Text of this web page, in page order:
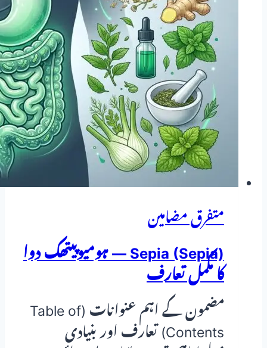
دوا
کا
مکمل
تعارف
متفرق مضامین
Sepia (Sepia) — ہومیوپیتھک دوا
کا مکمل تعارف
مضمون کے اہم عنوانات (Table of
Contents) تعارف اور بنیادی